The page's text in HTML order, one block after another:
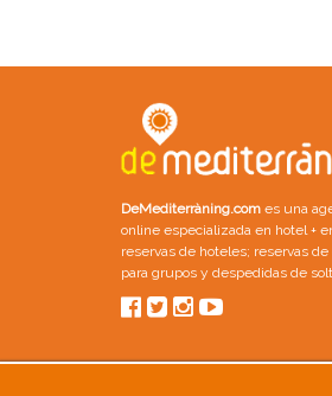
DeMediterràning.com es una
online especializada en hotel +
reservas de hoteles; reservas
para grupos y despedidas de